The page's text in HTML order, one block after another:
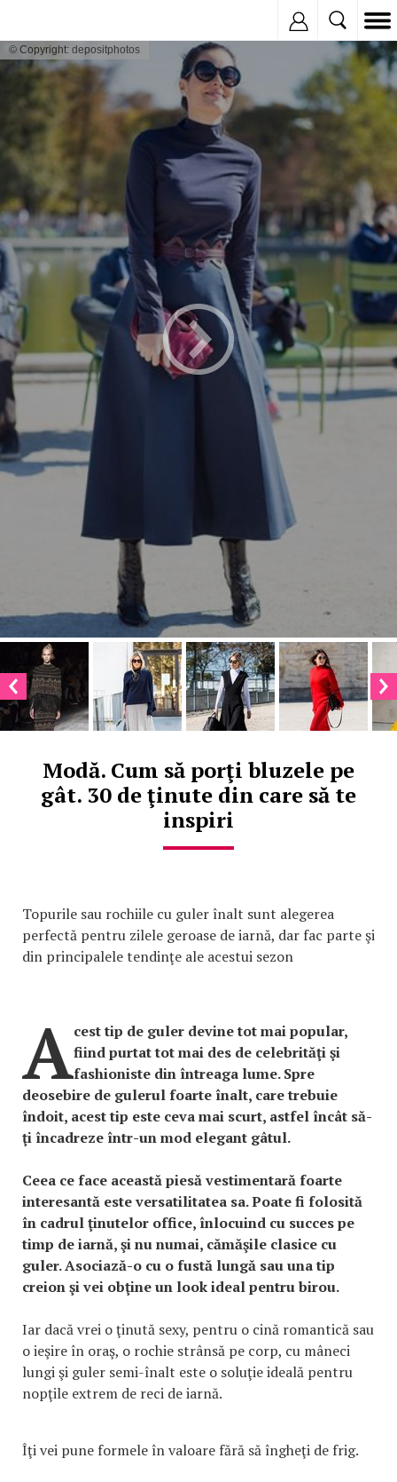
© Copyright: depositphotos
Modă. Cum să porţi bluzele pe
gât. 30 de ţinute din care să te
inspiri
Topurile sau rochiile cu guler înalt sunt alegerea
perfectă pentru zilele geroase de iarnă, dar fac parte şi
din principalele tendinţe ale acestui sezon
Acest tip de guler devine tot mai popular,
fiind purtat tot mai des de celebrităţi şi
fashioniste din întreaga lume. Spre
deosebire de gulerul foarte înalt, care trebuie
îndoit, acest tip este ceva mai scurt, astfel încât să-
ţi încadreze într-un mod elegant gâtul.
Ceea ce face această piesă vestimentară foarte
interesantă este versatilitatea sa. Poate fi folosită
în cadrul ţinutelor office, înlocuind cu succes pe
timp de iarnă, şi nu numai, cămăşile clasice cu
guler. Asociază-o cu o fustă lungă sau una tip
creion şi vei obţine un look ideal pentru birou.
Iar dacă vrei o ţinută sexy, pentru o cină romantică sau
o ieşire în oraş, o rochie strânsă pe corp, cu mâneci
lungi şi guler semi-înalt este o soluţie ideală pentru
nopţile extrem de reci de iarnă.
Îţi vei pune formele în valoare fără să îngheţi de frig.